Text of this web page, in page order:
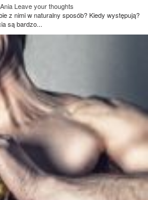
Ania Leave your thoughts
z nimi w naturalny sposób? Kiedy występują?
są bardzo...